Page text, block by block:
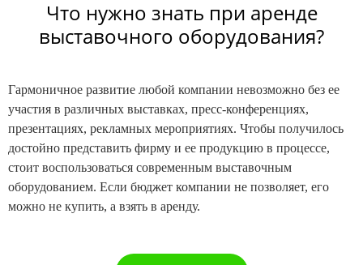
Что нужно знать при аренде
выставочного оборудования?
Гармоничное развитие любой компании невозможно без ее
участия в различных выставках, пресс-конференциях,
презентациях, рекламных мероприятиях. Чтобы получилось
достойно представить фирму и ее продукцию в процессе,
стоит воспользоваться современным выставочным
оборудованием. Если бюджет компании не позволяет, его
можно не купить, а взять в аренду.